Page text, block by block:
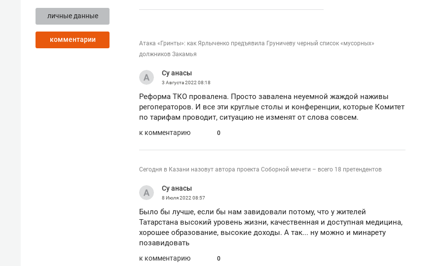
личные данные
комментарии
Атака «Гринты»: как Ярлыченко предъявила Груничеву черный список «мусорных»
должников Закамья
Су анасы
3 Августа 2022 08:18
Реформа ТКО провалена. Просто завалена неуемной жаждой наживы
регоператоров. И все эти круглые столы и конференции, которые Комитет
по тарифам проводит, ситуацию не изменят от слова совсем.
к комментарию 0
Сегодня в Казани назовут автора проекта Соборной мечети – всего 18 претендентов
Су анасы
8 Июля 2022 08:57
Было бы лучше, если бы нам завидовали потому, что у жителей
Татарстана высокий уровень жизни, качественная и доступная медицина,
хорошее образование, высокие доходы. А так... ну можно и минарету
позавидовать
к комментарию 0
девелопера – найти
правильный продукт»
Девелопер из топ-10* застройщиков
Башкортостана входит в Татарстан
помогает отвлечься
Падел, фитнес, танцы и даже
ниндзя-зал: как ТРЦ «Франт»
Рекомендуем
«Директорский невроз» –
Рекомендуем